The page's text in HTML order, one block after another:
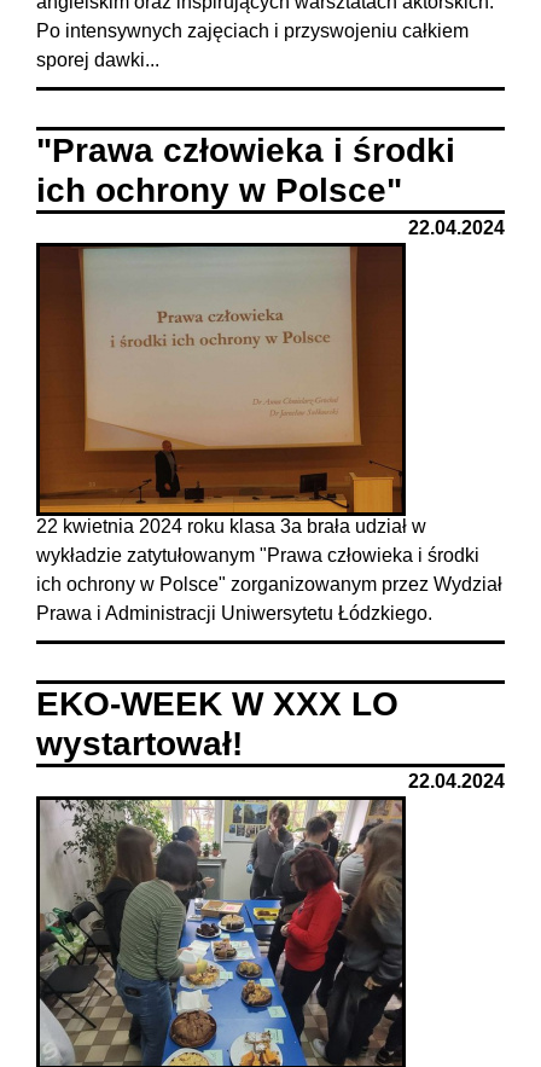
Po intensywnych zajęciach i przyswojeniu całkiem
sporej dawki...
"Prawa człowieka i środki
ich ochrony w Polsce"
22.04.2024
22 kwietnia 2024 roku klasa 3a brała udział w
wykładzie zatytułowanym "Prawa człowieka i środki
ich ochrony w Polsce" zorganizowanym przez Wydział
Prawa i Administracji Uniwersytetu Łódzkiego.
EKO-WEEK W XXX LO
wystartował!
22.04.2024